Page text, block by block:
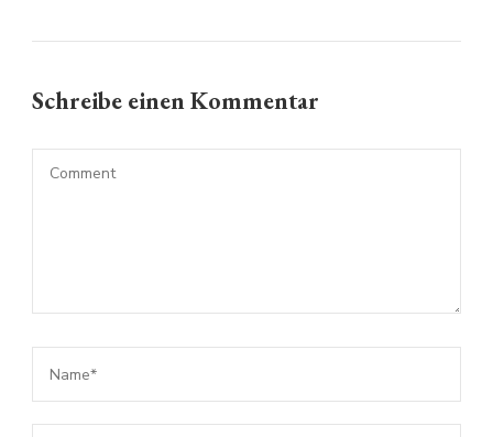
Schreibe einen Kommentar